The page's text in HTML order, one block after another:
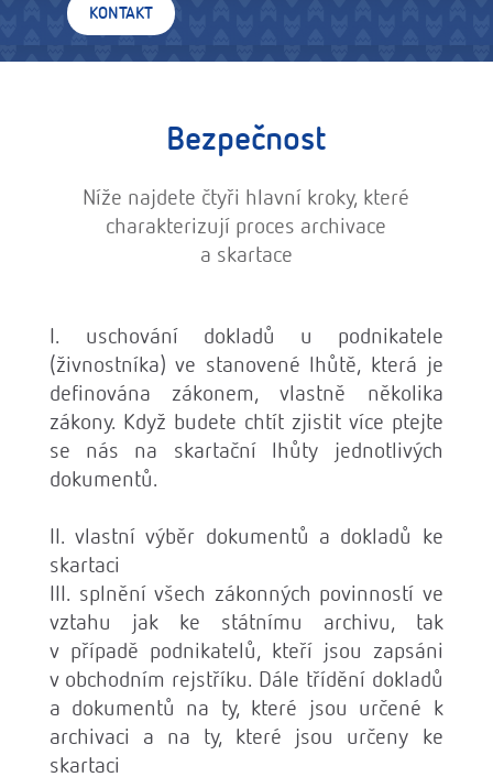
KONTAKT
Bezpečnost
Níže najdete čtyři hlavní kroky, které
charakterizují proces archivace
a skartace
I. uschování dokladů u podnikatele
(živnostníka) ve stanovené lhůtě, která je
definována zákonem, vlastně několika
zákony. Když budete chtít zjistit více ptejte
se nás na skartační lhůty jednotlivých
dokumentů.
II. vlastní výběr dokumentů a dokladů ke
skartaci
III. splnění všech zákonných povinností ve
vztahu jak ke státnímu archivu, tak
v případě podnikatelů, kteří jsou zapsáni
v obchodním rejstříku. Dále třídění dokladů
a dokumentů na ty, které jsou určené k
archivaci a na ty, které jsou určeny ke
skartaci